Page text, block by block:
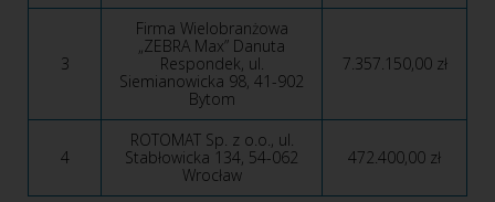
3
Firma Wielobranżowa
„ZEBRA Max” Danuta
Respondek, ul.
Siemianowicka 98, 41-902
Bytom
7.357.150,00 zł
4
ROTOMAT Sp. z o.o., ul.
Stabłowicka 134, 54-062
Wrocław
472.400,00 zł